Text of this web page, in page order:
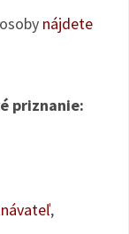
nájdete
priznanie:
,